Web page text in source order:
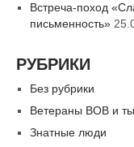
Встреча-поход
письменность»
РУБРИКИ
Без рубрики
Ветераны ВОВ и
Знатные люди